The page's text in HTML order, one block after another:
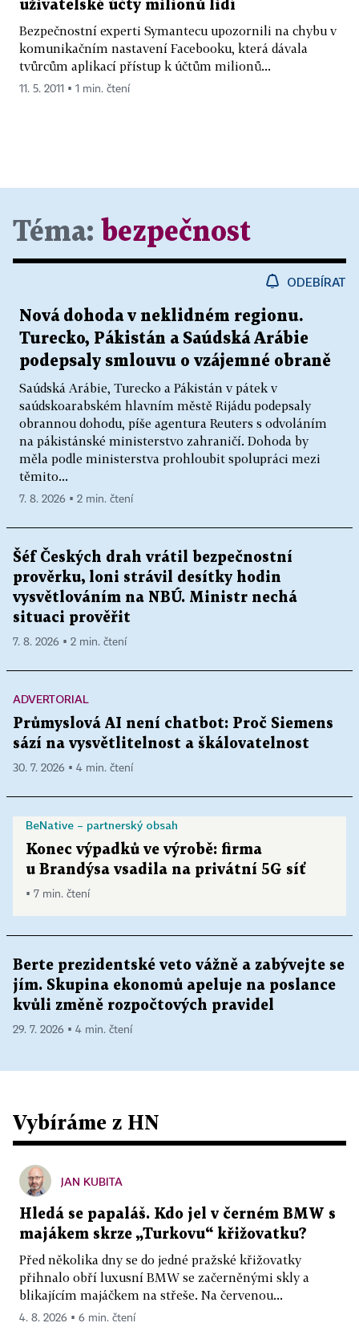
uživatelské účty milionů lidí
Bezpečnostní experti Symantecu upozornili na chybu v
komunikačním nastavení Facebooku, která dávala
tvůrcům aplikací přístup k účtům milionů...
11. 5. 2011 ▪ 1 min. čtení
Téma: bezpečnost
ODEBÍRAT
Nová dohoda v neklidném regionu.
Turecko, Pákistán a Saúdská Arábie
podepsaly smlouvu o vzájemné obraně
Saúdská Arábie, Turecko a Pákistán v pátek v
saúdskoarabském hlavním městě Rijádu podepsaly
obrannou dohodu, píše agentura Reuters s odvoláním
na pákistánské ministerstvo zahraničí. Dohoda by
měla podle ministerstva prohloubit spolupráci mezi
těmito...
7. 8. 2026 ▪ 2 min. čtení
Šéf Českých drah vrátil bezpečnostní
prověrku, loni strávil desítky hodin
vysvětlováním na NBÚ. Ministr nechá
situaci prověřit
7. 8. 2026 ▪ 2 min. čtení
ADVERTORIAL
Průmyslová AI není chatbot: Proč Siemens
sází na vysvětlitelnost a škálovatelnost
30. 7. 2026 ▪ 4 min. čtení
BeNative – partnerský obsah
Konec výpadků ve výrobě: firma
u Brandýsa vsadila na privátní 5G síť
▪ 7 min. čtení
Berte prezidentské veto vážně a zabývejte se
jím. Skupina ekonomů apeluje na poslance
kvůli změně rozpočtových pravidel
29. 7. 2026 ▪ 4 min. čtení
Vybíráme z HN
JAN KUBITA
Hledá se papaláš. Kdo jel v černém BMW s
majákem skrze „Turkovu“ křižovatku?
Před několika dny se do jedné pražské křižovatky
přihnalo obří luxusní BMW se začerněnými skly a
blikajícím majáčkem na střeše. Na červenou...
4. 8. 2026 ▪ 6 min. čtení